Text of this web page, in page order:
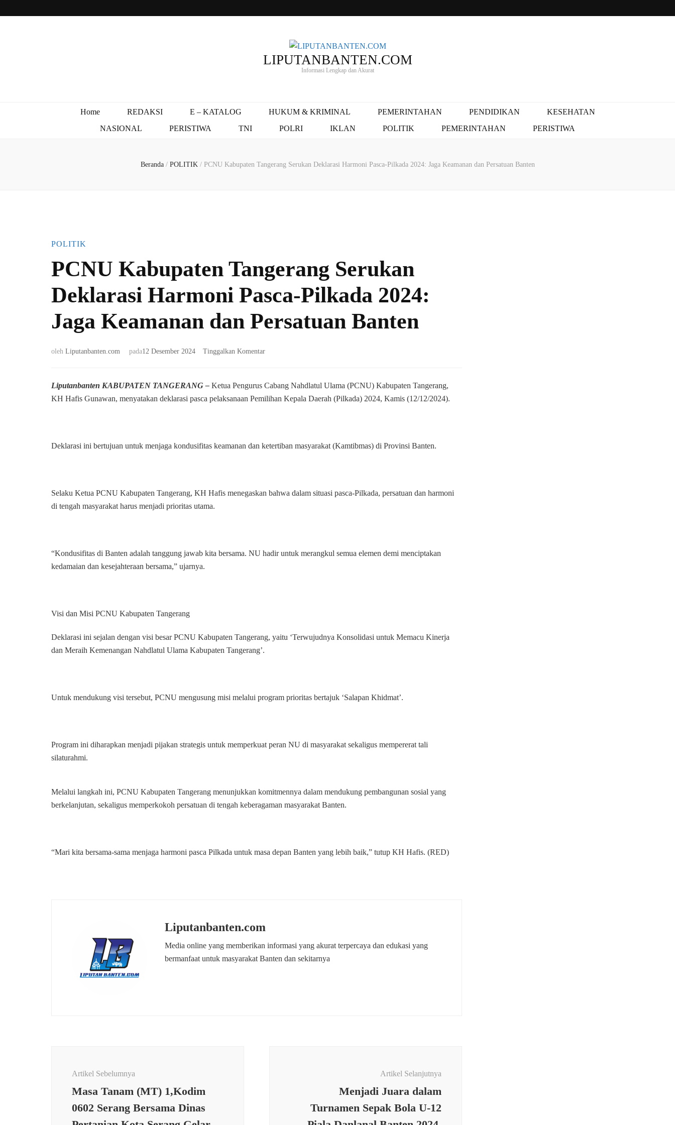
LIPUTANBANTEN.COM
Informasi Lengkap dan Akurat
Home REDAKSI E – KATALOG HUKUM & KRIMINAL PEMERINTAHAN PENDIDIKAN
KESEHATAN
NASIONAL
PERISTIWA TNI POLRI IKLAN POLITIK PEMERINTAHAN PERISTIWA
Beranda / POLITIK / PCNU Kabupaten Tangerang Serukan Deklarasi Harmoni Pasca-Pilkada 2024: Jaga Keamanan dan Persatuan Banten
POLITIK
PCNU Kabupaten Tangerang Serukan
Deklarasi Harmoni Pasca-Pilkada 2024:
Jaga Keamanan dan Persatuan Banten
oleh Liputanbanten.com pada12 Desember 2024 Tinggalkan Komentarpada
Tangerang
Deklarasi
2024:
Liputanbanten KABUPATEN TANGERANG – Ketua Pengurus Cabang Nahdlatul Ulama (PCNU) Kabupaten Tangerang,
KH Hafis Gunawan, menyatakan deklarasi pasca pelaksanaan Pemilihan Kepala Daerah (Pilkada) 2024, Kamis (12/12/2024).
Deklarasi ini bertujuan untuk menjaga kondusifitas keamanan dan ketertiban masyarakat (Kamtibmas) di Provinsi Banten.
Selaku Ketua PCNU Kabupaten Tangerang, KH Hafis menegaskan bahwa dalam situasi pasca-Pilkada, persatuan dan harmoni
di tengah masyarakat harus menjadi prioritas utama.
“Kondusifitas di Banten adalah tanggung jawab kita bersama. NU hadir untuk merangkul semua elemen demi menciptakan
kedamaian dan kesejahteraan bersama,” ujarnya.
Visi dan Misi PCNU Kabupaten Tangerang
Deklarasi ini sejalan dengan visi besar PCNU Kabupaten Tangerang, yaitu ‘Terwujudnya Konsolidasi untuk Memacu Kinerja
dan Meraih Kemenangan Nahdlatul Ulama Kabupaten Tangerang’.
Untuk mendukung visi tersebut, PCNU mengusung misi melalui program prioritas bertajuk ‘Salapan Khidmat’.
Program ini diharapkan menjadi pijakan strategis untuk memperkuat peran NU di masyarakat sekaligus mempererat tali
silaturahmi.
Melalui langkah ini, PCNU Kabupaten Tangerang menunjukkan komitmennya dalam mendukung pembangunan sosial yang
berkelanjutan, sekaligus memperkokoh persatuan di tengah keberagaman masyarakat Banten.
“Mari kita bersama-sama menjaga harmoni pasca Pilkada untuk masa depan Banten yang lebih baik,” tutup KH Hafis. (RED)
Liputanbanten.com
Media online yang memberikan informasi yang akurat terpercaya dan edukasi yang
bermanfaat untuk masyarakat Banten dan sekitarnya
Artikel Sebelumnya
Masa Tanam (MT) 1,Kodim
0602 Serang Bersama Dinas
Artikel Selanjutnya
Menjadi Juara dalam
Turnamen Sepak Bola U-12